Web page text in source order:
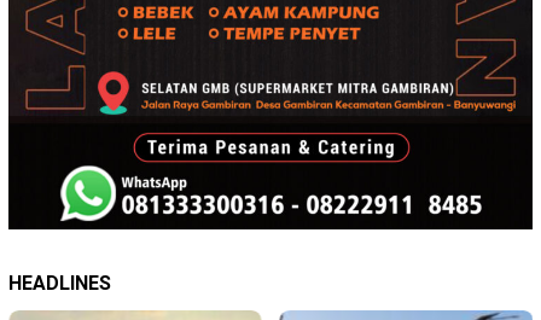
HEADLINES